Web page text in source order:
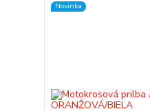
Novinka